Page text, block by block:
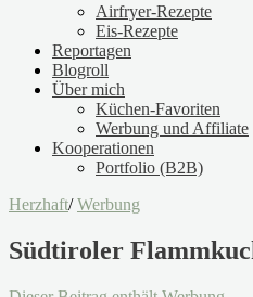
Airfryer-Rezepte
Eis-Rezepte
Reportagen
Blogroll
Über mich
Küchen-Favoriten
Werbung und Affiliate
Kooperationen
Portfolio (B2B)
Herzhaft/ Werbung
Südtiroler